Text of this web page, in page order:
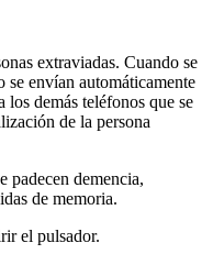
extraviadas. Cuando se
envían automáticamente
los demás teléfonos que se
de la persona
padecen demencia,
de memoria.
el pulsador.